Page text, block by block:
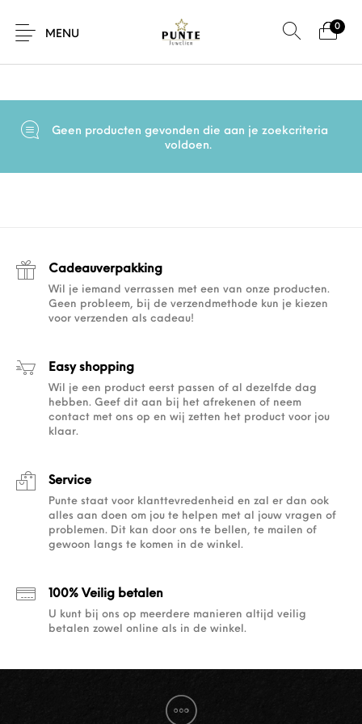
MENU
0
Horloges
Home / Product Maat 62mm x 9mm
Geen producten gevonden die aan je zoekcriteria
voldoen.
Cadeauverpakking
Wil je iemand verrassen met een van onze producten.
Geen probleem, bij de verzendmethode kun je kiezen
voor verzenden als cadeau!
Easy shopping
Wil je een product eerst passen of al dezelfde dag
hebben. Geef dit aan bij het afrekenen of neem
contact met ons op en wij zetten het product voor jou
klaar.
Service
Punte staat voor klanttevredenheid en zal er dan ook
alles aan doen om jou te helpen met al jouw vragen of
problemen. Dit kan door ons te bellen, te mailen of
gewoon langs te komen in de winkel.
100% Veilig betalen
U kunt bij ons op meerdere manieren altijd veilig
betalen zowel online als in de winkel.